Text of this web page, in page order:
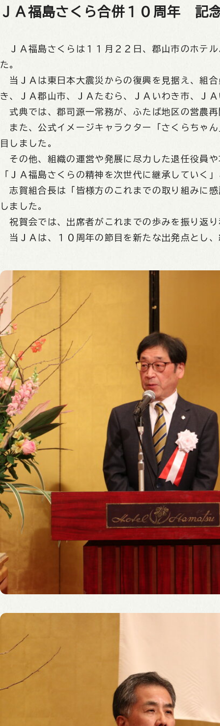
ＪＡ福島さくら合併１０周年 記
ＪＡ福島さくらは１１月２２日、郡山市のホテ
た。
当ＪＡは東日本大震災からの復興を見据え、組
き、ＪＡ郡山市、ＪＡたむら、ＪＡいわき市、Ｊ
式典では、郡司源一常務が、ふたば地区の営農
また、公式イメージキャラクター「さくらちゃ
目しました。
その他、組織の運営や発展に尽力した退任役員
「ＪＡ福島さくらの精神を次世代に継承していく
志賀組合長は「皆様方のこれまでの取り組みに
しました。
祝賀会では、出席者がこれまでの歩みを振り返
当ＪＡは、１０周年の節目を新たな出発点とし